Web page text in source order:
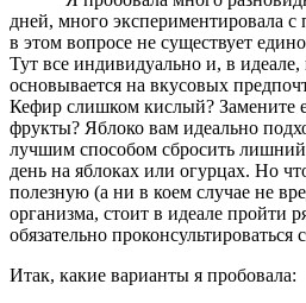
дней, много экспериментировала
в этом вопросе не существует
Тут все индивидуально и, в
основывается на вкусовых
Кефир слишком кислый? Замените
фрукты? Яблоко вам идеально
лучшим способом сбросить лишний
день на яблоках или огурцах. Но
полезную (а ни в коем случае не
организма, стоит в идеале пройти
обязательно проконсультироваться
Итак, какие варианты я пробовала: